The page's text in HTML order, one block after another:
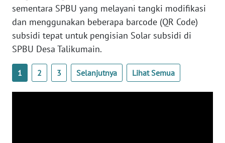
sementara SPBU yang melayani tangki modifikasi
dan menggunakan beberapa barcode (QR Code)
subsidi tepat untuk pengisian Solar subsidi di
SPBU Desa Talikumain.
1 2 3 Selanjutnya Lihat Semua
LAMPUNG
WN
JATENG
WN